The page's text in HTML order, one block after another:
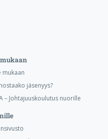
mukaan
jäsenyys?
– Johtajuuskoulutus nuorille